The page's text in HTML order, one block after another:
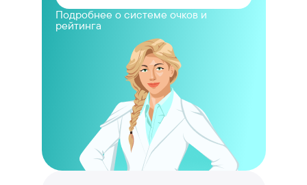
Подробнее о системе очков и
рейтинга